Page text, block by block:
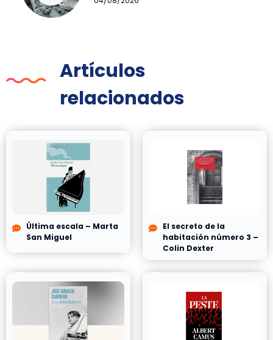
Artículos
relacionados
Última escala – Marta
San Miguel
El secreto de la
habitación número 3 –
Colin Dexter